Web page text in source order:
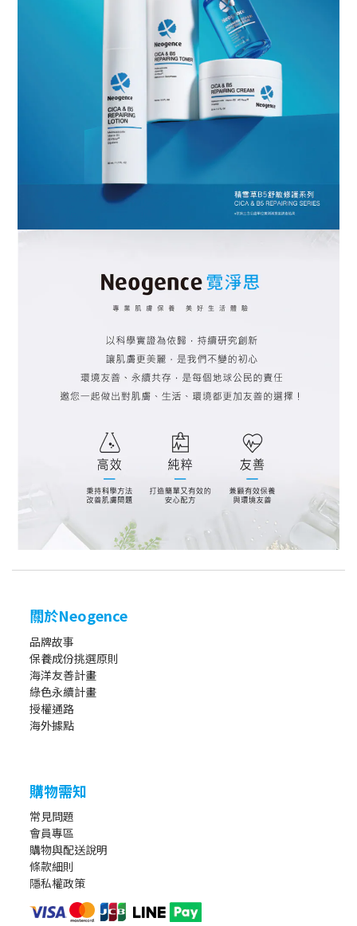
關於Neogence
品牌故事
保養成份挑選原則
海洋友善計畫
綠色永續計畫
授權通路
海外據點
購物需知
常見問題
會員專區
購物與配送說明
條款細則
隱私權政策